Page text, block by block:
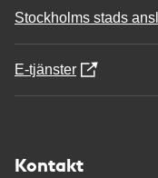
Stockholms stads
E-tjänster
Kontakt